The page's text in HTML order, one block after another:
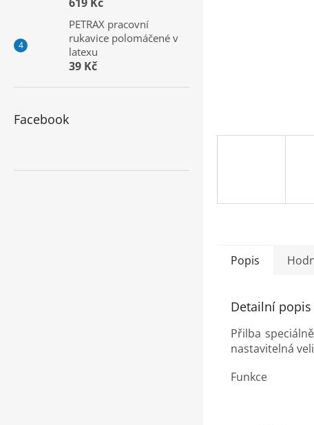
PETRAX pracovní
rukavice polomáčené v
latexu
39 Kč
Facebook
Popis
Detailní
Přilba
nastavitelná
Funkce